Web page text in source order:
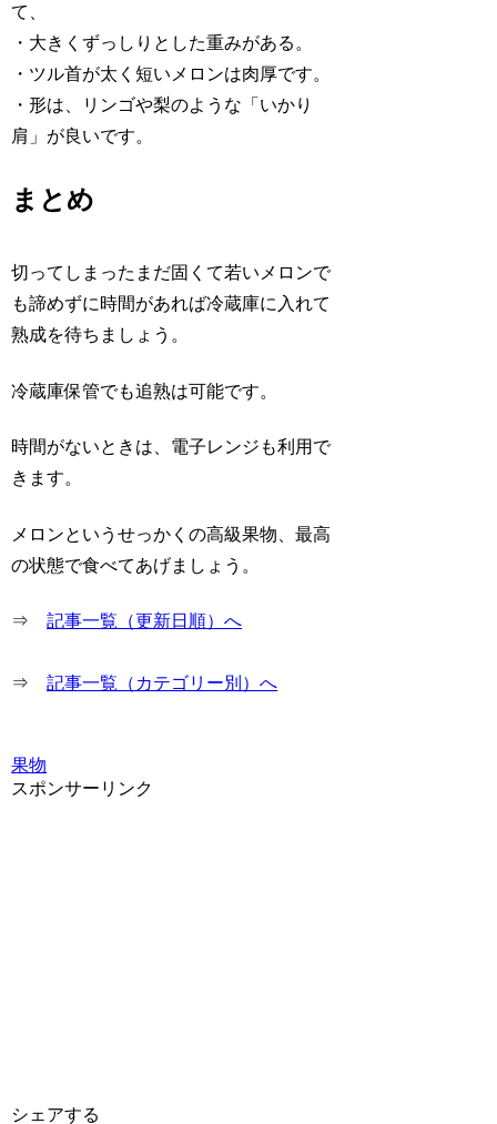
て、
・大きくずっしりとした重みがある。
・ツル首が太く短いメロンは肉厚です。
・形は、リンゴや梨のような「いかり
肩」が良いです。
まとめ
切ってしまったまだ固くて若いメロンで
も諦めずに時間があれば冷蔵庫に入れて
熟成を待ちましょう。
冷蔵庫保管でも追熟は可能です。
時間がないときは、電子レンジも利用で
きます。
メロンというせっかくの高級果物、最高
の状態で食べてあげましょう。
⇒記事一覧（更新日順）へ
⇒記事一覧（カテゴリー別）へ
果物
スポンサーリンク
シェアする